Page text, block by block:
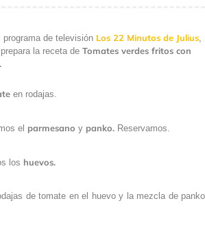
de televisión Los 22 Minutos de Julius
prepara la receta de Tomates verdes fritos con
en rodajas.
el parmesano y panko. Reservamos.
los huevos.
de tomate en el huevo y la mezcla de panko